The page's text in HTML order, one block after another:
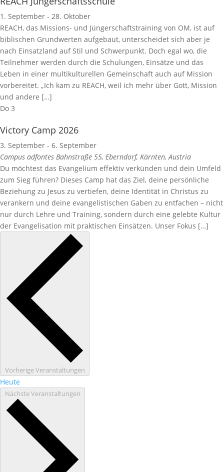
1. September - 28. Oktober
REACH, das Missions- und Jüngerschaftstraining von OM, ist auf
biblischen Grundwerten aufgebaut, unterscheidet sich aber je
nach Einsatzland auf Stil und Schwerpunkt. Doch egal wo, die
Teilnehmer werden durch die Schulungen, Einsätze und das
Leben in einer multikulturellen Gemeinschaft auch auf Mission
vorbereitet. „Ich kam zu REACH, weil ich mehr über Gott, Mission
und andere […]
Do 3
Victory Camp 2026
3. September - 6. September
Campus adfontes Bahnstraße 55, Eberndorf, Kärnten, Austria
Du möchtest das Evangelium effektiv verkünden und dein Umfeld
zum Sieg führen? Dieses Camp hat das Ziel, deine persönliche
Beziehung zu Jesus zu vertiefen, deine Identität in Christus zu
verankern und deine evangelistischen Gaben zu entfachen – nicht
nur durch Lehre und Training, sondern durch eine gelebte Kultur
der Evangelisation mit praktischen Einsätzen. Unser Fokus […]
VorherigeVeranstaltungen
Heute
NächsteVeranstaltungen